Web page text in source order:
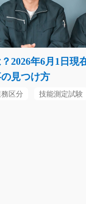
2026年6月1日現
見つけ方
区分
技能測定試験